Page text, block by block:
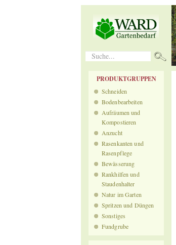
Suche...
PRODUKTGRUPPEN
Schneiden
Bodenbearbeiten
Aufräumen und
Kompostieren
Anzucht
Rasenkanten und
Rasenpflege
Bewässerung
Rankhilfen und
Staudenhalter
Natur im Garten
Spritzen und Düngen
Sonstiges
Fundgrube